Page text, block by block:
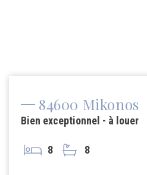
84600 Mikonos
Bien exceptionnel - à louer
8 8